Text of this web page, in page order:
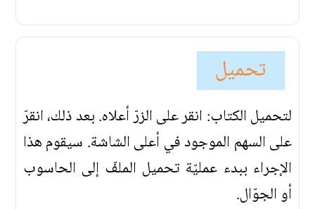
تحميل
لتحميل الكتاب: انقر على الزرّ أعلاه. بعد ذلك، انقرّ
على السهم الموجود في أعلى الشاشة. سيقوم هذا
الإجراء ببدء عمليّة تحميل الملفّ إلى الحاسوب
أو الجوّال.